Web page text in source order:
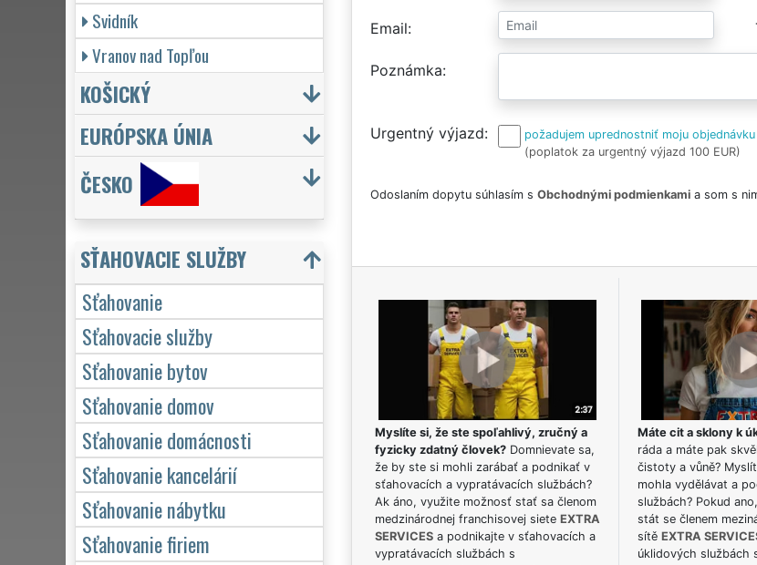
Email
Poznámka
Urgentný výjazd
požadujem uprednostniť moju
(poplatok za urgentný výjazd 100 EUR)
Odoslaním dopytu súhlasím s Obchodnými podmienkamia som s
Myslíte si, že ste spoľahlivý, zručný a
fyzicky zdatný človek?Domnievate sa,
že by ste si mohli zarábať a podnikať v
sťahovacích a vypratávacích službách?
Ak áno, využite možnosť stať sa členom
medzinárodnej franchisovej siete EXTRA
SERVICESa podnikajte v sťahovacích a
vypratávacích službách s
Máte cit a sklony k
ráda a máte pak
čistoty a vůně?
mohla vydělávat a
službách? Pokud
stát se členem
sítě EXTRA
úklidových službách
Svidník
Vranov nad Topľou
KOŠICKÝ
EURÓPSKA ÚNIA
ČESKO
SŤAHOVACIE SLUŽBY
Sťahovanie
Sťahovacie služby
Sťahovanie bytov
Sťahovanie domov
Sťahovanie domácnosti
Sťahovanie kancelárií
Sťahovanie nábytku
Sťahovanie firiem